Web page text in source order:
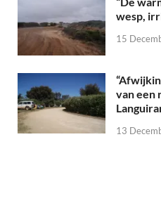
wesp,
15
van een
13